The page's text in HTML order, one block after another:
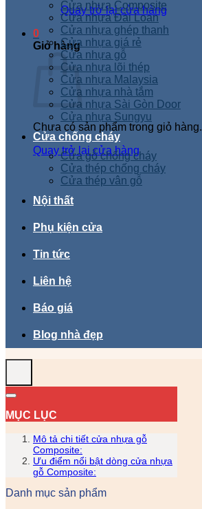
Quay trở lại cửa hàng
0
Giỏ hàng
Chưa có sản phẩm trong giỏ hàng.
Quay trở lại cửa hàng
Cửa nhựa Composite
Cửa nhựa Đài Loan
Cửa nhựa ghép thanh
Cửa nhựa giá rẻ
Cửa nhựa gỗ
Cửa nhựa lõi thép
Cửa nhựa Malaysia
Cửa nhựa nhà tắm
Cửa nhựa Sài Gòn Door
Cửa nhựa Sungyu
Cửa chống cháy
Cửa gỗ chống cháy
Cửa thép chống cháy
Cửa thép vân gỗ
Nội thất
Phụ kiện cửa
Tin tức
Liên hệ
Báo giá
Blog nhà đẹp
MỤC LỤC
Mô tả chi tiết cửa nhựa gỗ
Composite:
Ưu điểm nổi bật dòng cửa nhựa
gỗ Composite:
Danh mục sản phẩm